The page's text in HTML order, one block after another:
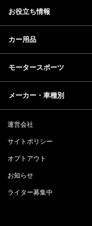
お役立ち情報
カー用品
モータースポーツ
メーカー・車種別
運営会社
サイトポリシー
オプトアウト
お知らせ
ライター募集中